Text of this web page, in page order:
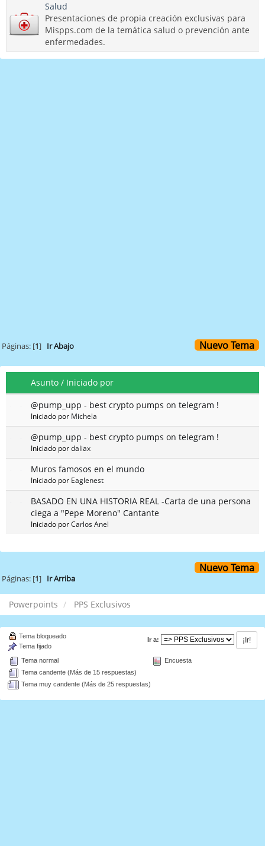
Salud
Presentaciones de propia creación exclusivas para
Mispps.com de la temática salud o prevención ante
enfermedades.
Páginas: [1] Ir Abajo Nuevo Tema
Asunto / Iniciado por
@pump_upp - best crypto pumps on telegram !
Iniciado por Michela
@pump_upp - best crypto pumps on telegram !
Iniciado pordaliax
Muros famosos en el mundo
Iniciado por Eaglenest
BASADO EN UNA HISTORIA REAL -Carta de una persona
ciega a "Pepe Moreno" Cantante
Iniciado porCarlos Anel
Nuevo Tema
Páginas: [1] Ir Arriba
Powerpoints PPS Exclusivos
Ir a:
Tema normal
Tema candente (Más de 15 respuestas)
Tema muy candente (Más de 25 respuestas)
Tema bloqueado
Tema fijado
Encuesta